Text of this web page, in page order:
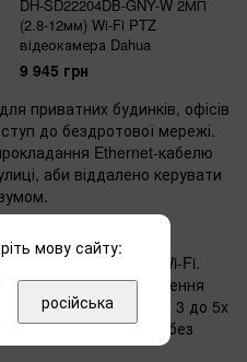
DH-SD22204DB-GNY-W 2МП
(2.8-12мм) Wi-Fi PTZ
відеокамера Dahua
9 945 грн
приватних будинків, офісів
до бездротової мережі.
Ethernet-кабелю
аби віддалено керувати
з Wi-Fi
має стабільний Wi-Fi.
МП дає чітке зображення
м. Оптичний зум від 3 до 5x
чи номери авто без
мову сайту:
російська